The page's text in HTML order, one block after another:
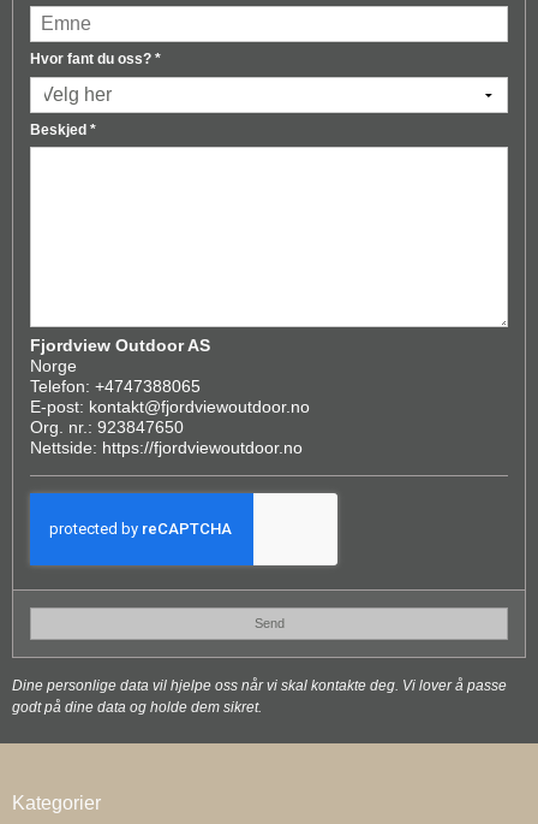
Hvor fant du oss? *
Beskjed *
Fjordview Outdoor AS
Norge
Telefon: +4747388065
E-post: kontakt@fjordviewoutdoor.no
Org. nr.: 923847650
Nettside: https://fjordviewoutdoor.no
Send
Dine personlige data vil hjelpe oss når vi skal kontakte deg. Vi lover å passe
godt på dine data og holde dem sikret.
Kategorier